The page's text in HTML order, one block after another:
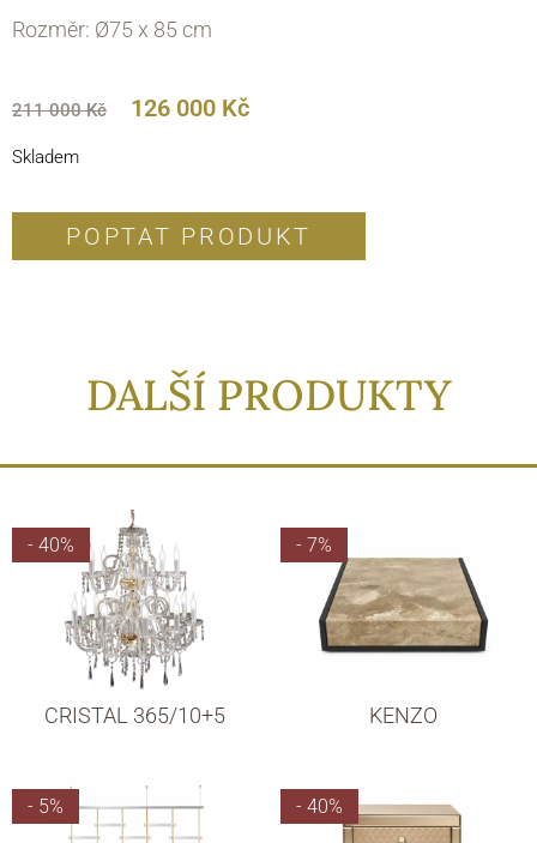
Rozměr: Ø75 х 85 cm
211 000Kč 126 000 Kč
Skladem
POPTAT PRODUKT
DALŠÍ PRODUKTY
- 40%
CRISTAL 365/10+5
- 7%
KENZO
- 5% - 40%